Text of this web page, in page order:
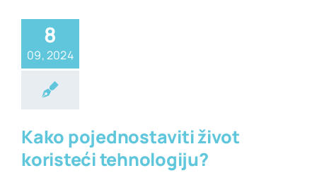
8
09, 2024
Kako pojednostaviti život
koristeći tehnologiju?